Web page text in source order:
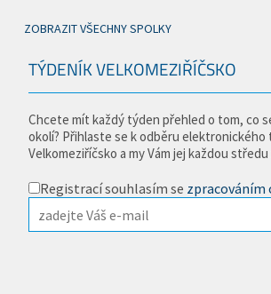
ZOBRAZIT VŠECHNY SPOLKY
TÝDENÍK VELKOMEZIŘÍČSKO
Chcete mít každý týden přehled o tom, co
okolí? Přihlaste se k odběru elektronického
Velkomeziříčsko a my Vám jej každou
Registrací souhlasím se zpracováním